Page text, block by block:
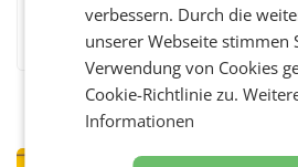
FacebookTwitterMessengerWhatsAppLinkedIn
PRIMENEWS
verbessern. Durch die
unserer Webseite stimmen
Verwendung von Cookies
Cookie-Richtlinie zu.
Informationen